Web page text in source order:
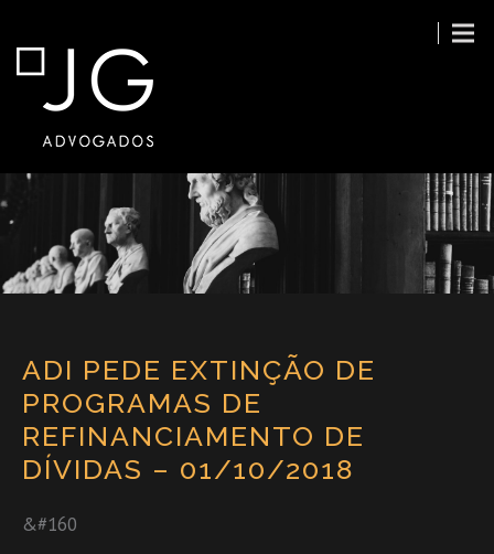
ADI PEDE EXTINÇÃO DE
PROGRAMAS DE
REFINANCIAMENTO DE
DÍVIDAS – 01/10/2018
&#160